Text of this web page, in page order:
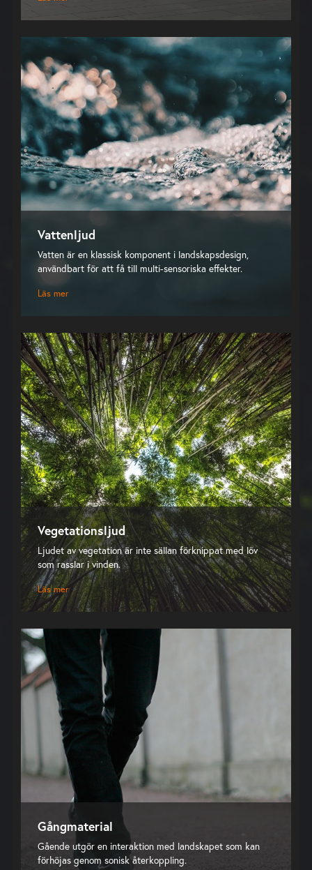
Vattenljud
Vatten är en klassisk komponent i landskapsdesign,
användbart för att få till multi-sensoriska effekter.
Läs mer
Vegetationsljud
Ljudet av vegetation är inte sällan förknippat med löv
som rasslar i vinden.
Läs mer
Gångmaterial
Gående utgör en interaktion med landskapet som kan
förhöjas genom sonisk återkoppling.